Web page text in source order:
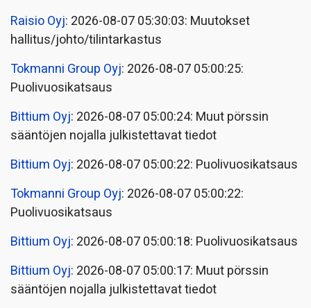
Raisio Oyj: 2026-08-07 05:30:03: Muutokset
hallitus/johto/tilintarkastus
Tokmanni Group Oyj: 2026-08-07 05:00:25:
Puolivuosikatsaus
Bittium Oyj: 2026-08-07 05:00:24: Muut pörssin
sääntöjen nojalla julkistettavat tiedot
Bittium Oyj: 2026-08-07 05:00:22: Puolivuosikatsaus
Tokmanni Group Oyj: 2026-08-07 05:00:22:
Puolivuosikatsaus
Bittium Oyj: 2026-08-07 05:00:18: Puolivuosikatsaus
Bittium Oyj: 2026-08-07 05:00:17: Muut pörssin
sääntöjen nojalla julkistettavat tiedot